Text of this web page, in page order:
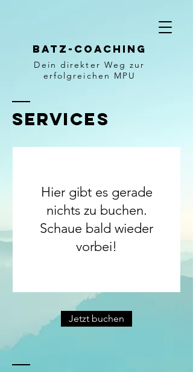
Batz-Coaching
Dein direkter Weg zur
erfolgreichen MPU
Services
Hier gibt es gerade
nichts zu buchen.
Schaue bald wieder
vorbei!
Jetzt buchen